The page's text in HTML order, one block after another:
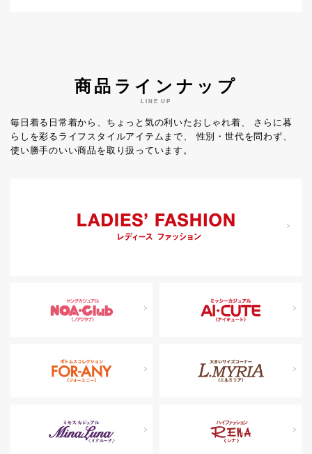
商品ラインナップ
LINE UP
毎日着る日常着から、ちょっと気の利いたおしゃれ着、
さらに暮
らしを彩るライフスタイルアイテムまで、
性別・世代を問わず、
使い勝手のいい商品を取り扱っています。